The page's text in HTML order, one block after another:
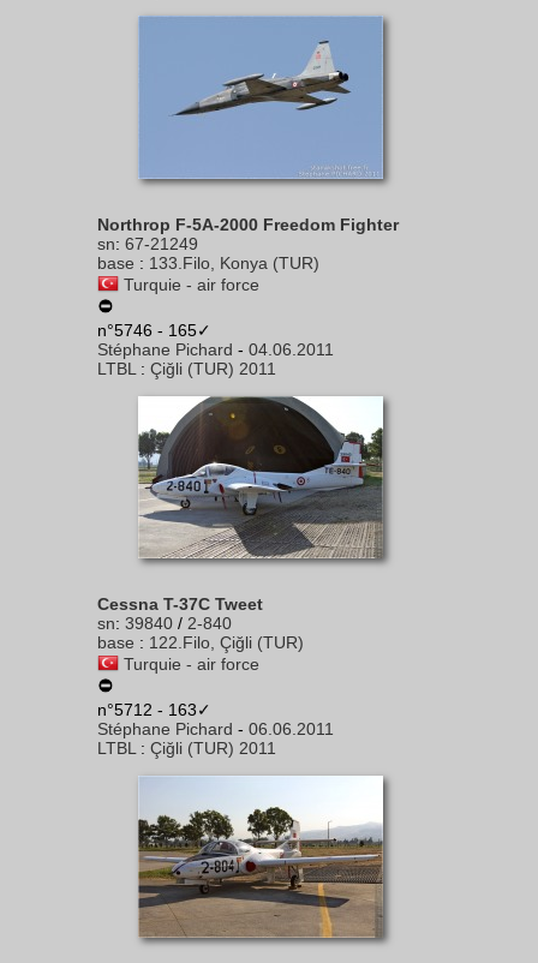
Northrop F-5A-2000 Freedom Fighter
sn: 67-21249
base : 133.Filo, Konya (TUR)
Turquie - air force
n°5746 - 165✓
Stéphane Pichard - 04.06.2011
LTBL : Çiğli (TUR) 2011
Cessna T-37C Tweet
sn: 39840 / 2-840
base : 122.Filo, Çiğli (TUR)
Turquie - air force
n°5712 - 163✓
Stéphane Pichard - 06.06.2011
LTBL : Çiğli (TUR) 2011